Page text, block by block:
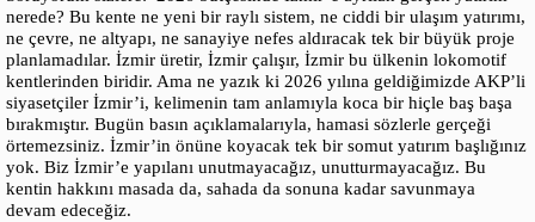
nerede? Bu kente ne yeni bir raylı sistem, ne ciddi bir ulaşım yatırımı,
ne çevre, ne altyapı, ne sanayiye nefes aldıracak tek bir büyük proje
planlamadılar. İzmir üretir, İzmir çalışır, İzmir bu ülkenin lokomotif
kentlerinden biridir. Ama ne yazık ki 2026 yılına geldiğimizde AKP’li
siyasetçiler İzmir’i, kelimenin tam anlamıyla koca bir hiçle baş başa
bırakmıştır. Bugün basın açıklamalarıyla, hamasi sözlerle gerçeği
örtemezsiniz. İzmir’in önüne koyacak tek bir somut yatırım başlığınız
yok. Biz İzmir’e yapılanı unutmayacağız, unutturmayacağız. Bu
kentin hakkını masada da, sahada da sonuna kadar savunmaya
devam edeceğiz.